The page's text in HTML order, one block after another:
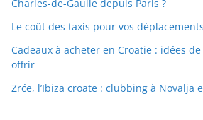
Charles-de-Gaulle depuis Paris ?
Le coût des taxis pour vos
Cadeaux à acheter en Croatie : idées
offrir
Zrće, l’Ibiza croate : clubbing à Novalja